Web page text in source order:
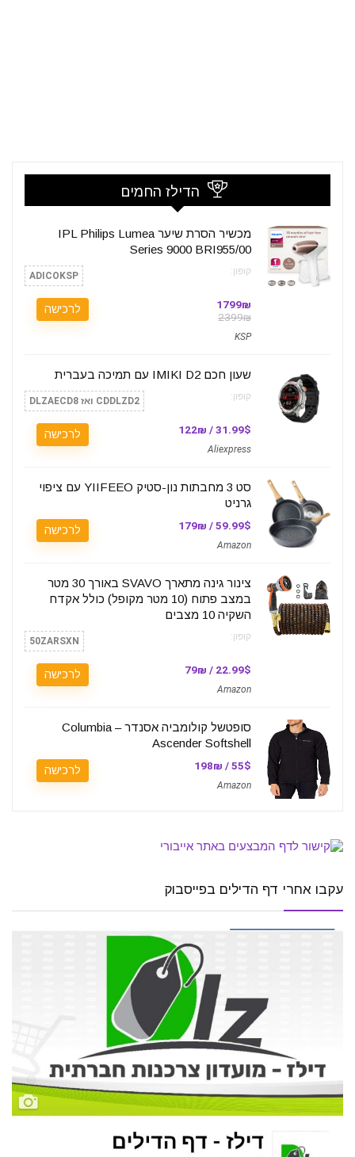
הדילז החמים
מכשיר הסרת שיער IPL Philips Lumea
Series 9000 BRI955/00
קופון: ADICOKSP
1799₪
2399₪
KSP
לרכישה
שעון חכם IMIKI D2 עם תמיכה בעברית
קופון: CDDLZD2 ואז DLZAECD8
31.99$ / 122₪
Aliexpress
לרכישה
סט 3 מחבתות נון-סטיק YIIFEEO עם ציפוי
גרניט
59.99$ / 179₪
Amazon
לרכישה
צינור גינה מתארך SVAVO באורך 30 מטר
במצב פתוח (10 מטר מקופל) כולל אקדח
השקיה 10 מצבים
קופון: 50ZARSXN
22.99$ / 79₪
Amazon
לרכישה
סופטשל קולומביה אסנדר – Columbia
Ascender Softshell
55$ / 198₪
Amazon
לרכישה
עקבו אחרי דף הדילים בפייסבוק